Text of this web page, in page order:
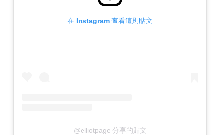
在 Instagram 查看這則貼文
@elliotpage 分享的貼文